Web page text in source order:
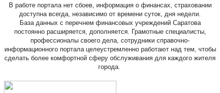
В работе портала нет сбоев, информация о финансах, страховании
доступна всегда, независимо от времени суток, дня недели.
База данных с перечнем финансовых учреждений Саратова
постоянно расширяется, дополняется. Грамотные специалисты,
профессионалы своего дела, сотрудники справочно-
информационного портала целеустремленно работают над тем, чтобы
сделать более комфортной сферу обслуживания для каждого жителя
города.